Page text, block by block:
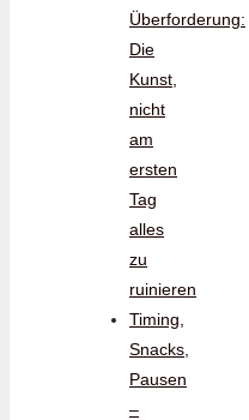
Überforderung:
Die
Kunst,
nicht
am
ersten
Tag
alles
zu
ruinieren
Timing,
Snacks,
Pausen
–